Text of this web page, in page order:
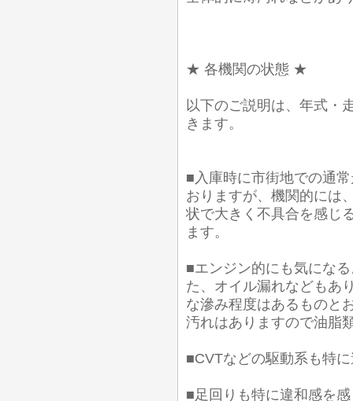
★ 各機関の状態 ★
以下のご説明は、年式・
きます。
■入庫時に市街地での通
おりますが、機関的には
状で大きく不具合を感じ
ます。
■エンジン的にも気にな
た、オイル漏れなどもあ
な滲み程度はあるものと
汚れはありますので油脂
■CVTなどの駆動系も特
■足回りも特に違和感を